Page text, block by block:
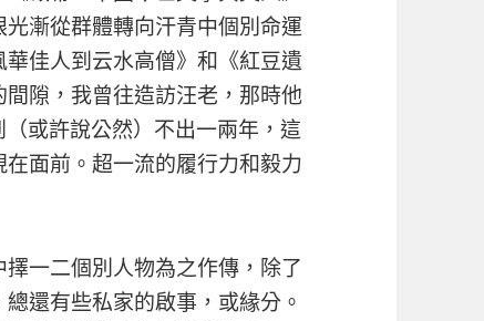
漸從群體轉向汗青中個別命運
佳人到云水高僧》和《紅豆遺
隙，我曾往造訪汪老，那時他
或許說公然）不出一兩年，這
面前。超一流的履行力和毅力
一二個別人物為之作傳，除了
還有些私家的啟事，或緣分。